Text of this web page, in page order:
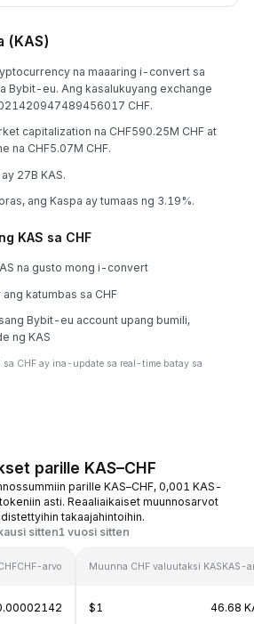
(KAS)
na maaaring i-convert sa
Bybit-eu. Ang kasalukuyang exchange
CHF.
capitalization na CHF590.25M CHF at
na CHF5.07M CHF.
27B KAS.
ang Kaspa ay tumaas ng 3.19%.
KAS sa CHF
na gusto mong i-convert
katumbas sa CHF
Bybit-eu account upang bumili,
ng KAS
sa CHF ay ina-update sa real-time batay sa
parille KAS–CHF
parille KAS–CHF, 0,001 KAS-
asti. Reaaliaikaiset muunnosarvot
takaajahintoihin.
sitten1 vuosi sitten
CHF-arvo Muunna CHF valuutaksi KASKAS-
$1 46.68